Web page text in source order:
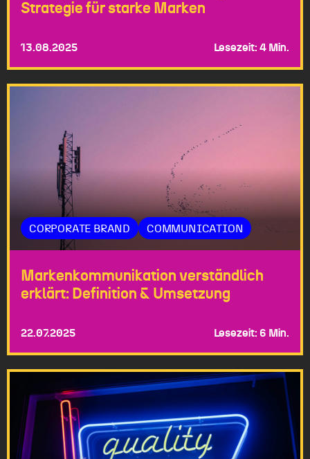
Strategie für starke Marken
13.08.2025 Lesezeit: 4 Min.
CORPORATE BRAND COMMUNICATION
Markenkommunikation verständlich
erklärt: Definition & Umsetzung
22.07.2025 Lesezeit: 6 Min.